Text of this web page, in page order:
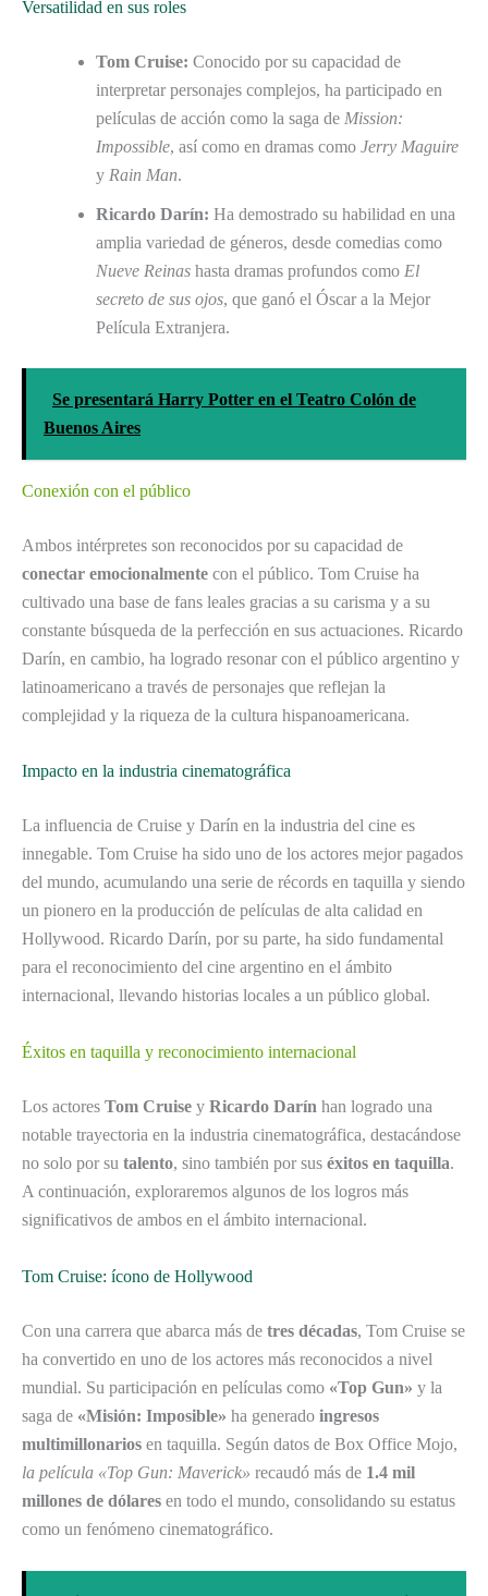
Versatilidad en sus roles
Tom Cruise: Conocido por su capacidad de
interpretar personajes complejos, ha participado en
películas de acción como la saga de Mission:
Impossible, así como en dramas como Jerry Maguire
y Rain Man.
Ricardo Darín: Ha demostrado su habilidad en una
amplia variedad de géneros, desde comedias como
Nueve Reinas hasta dramas profundos como El
secreto de sus ojos, que ganó el Óscar a la Mejor
Película Extranjera.
Se presentará Harry Potter en el Teatro Colón de
Buenos Aires
Conexión con el público
Ambos intérpretes son reconocidos por su capacidad de
conectar emocionalmente con el público. Tom Cruise ha
cultivado una base de fans leales gracias a su carisma y a su
constante búsqueda de la perfección en sus actuaciones. Ricardo
Darín, en cambio, ha logrado resonar con el público argentino y
latinoamericano a través de personajes que reflejan la
complejidad y la riqueza de la cultura hispanoamericana.
Impacto en la industria cinematográfica
La influencia de Cruise y Darín en la industria del cine es
innegable. Tom Cruise ha sido uno de los actores mejor pagados
del mundo, acumulando una serie de récords en taquilla y siendo
un pionero en la producción de películas de alta calidad en
Hollywood. Ricardo Darín, por su parte, ha sido fundamental
para el reconocimiento del cine argentino en el ámbito
internacional, llevando historias locales a un público global.
Éxitos en taquilla y reconocimiento internacional
Los actores Tom Cruise y Ricardo Darín han logrado una
notable trayectoria en la industria cinematográfica, destacándose
no solo por su talento, sino también por sus éxitos en taquilla.
A continuación, exploraremos algunos de los logros más
significativos de ambos en el ámbito internacional.
Tom Cruise: ícono de Hollywood
Con una carrera que abarca más de tres décadas, Tom Cruise se
ha convertido en uno de los actores más reconocidos a nivel
mundial. Su participación en películas como «Top Gun» y la
saga de «Misión: Imposible» ha generado ingresos
multimillonarios en taquilla. Según datos de Box Office Mojo,
la película «Top Gun: Maverick» recaudó más de 1.4 mil
millones de dólares en todo el mundo, consolidando su estatus
como un fenómeno cinematográfico.